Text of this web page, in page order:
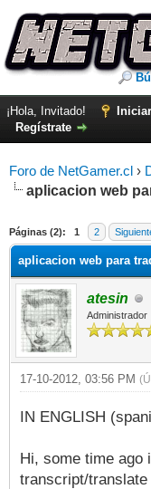
¡Hola, Invitado!
Regístrate
Foro de NetGamer.cl ›
aplicacion web
Páginas (2): 1 2
aplicacion web para
atesin
Administrador
17-10-2012, 03:56 PM
IN ENGLISH
Hi, some time ago
transcript/